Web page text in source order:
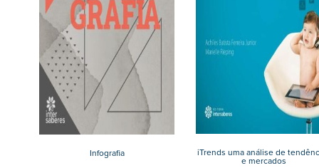
iTrends uma análise de
e mercados
Infografia